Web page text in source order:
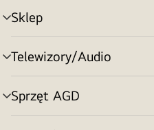
Sklep
Przełącznik
menu
Telewizory/Audio
Przełącznik
menu
Sprzęt AGD
Przełącznik
menu